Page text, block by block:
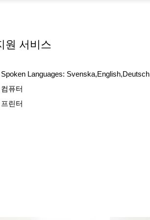
원 서비스
Spoken Languages: Svenska,English,Deutsch
컴퓨터
프린터